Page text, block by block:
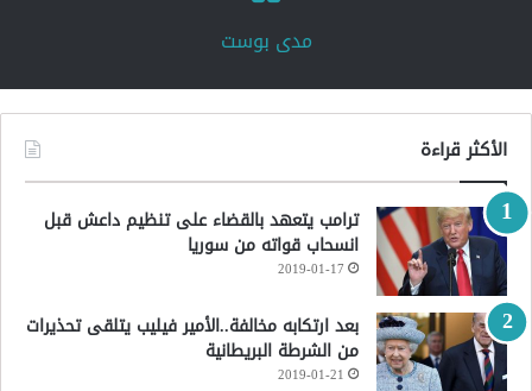
‏مدى بوست‏
الأكثر قراءة
ترامب يتعهد بالقضاء على تنظيم داعش قبل
انسحاب قواته من سوريا
2019-01-17
بعد ارتكابه مخالفة..الأمير فيليب يتلقى تحذيرات
من الشرطة البريطانية
2019-01-21